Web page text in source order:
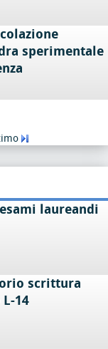
sperimentale
laureandi
scrittura
14